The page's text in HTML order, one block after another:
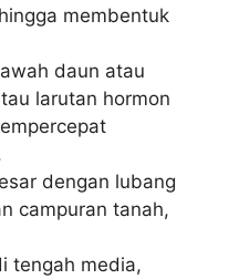
membentuk
daun atau
larutan hormon
dengan lubang
campuran tanah,
tengah media,